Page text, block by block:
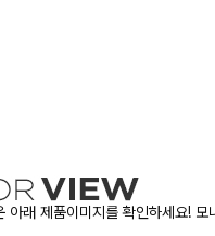
아래 제품이미지를 확인하세요!